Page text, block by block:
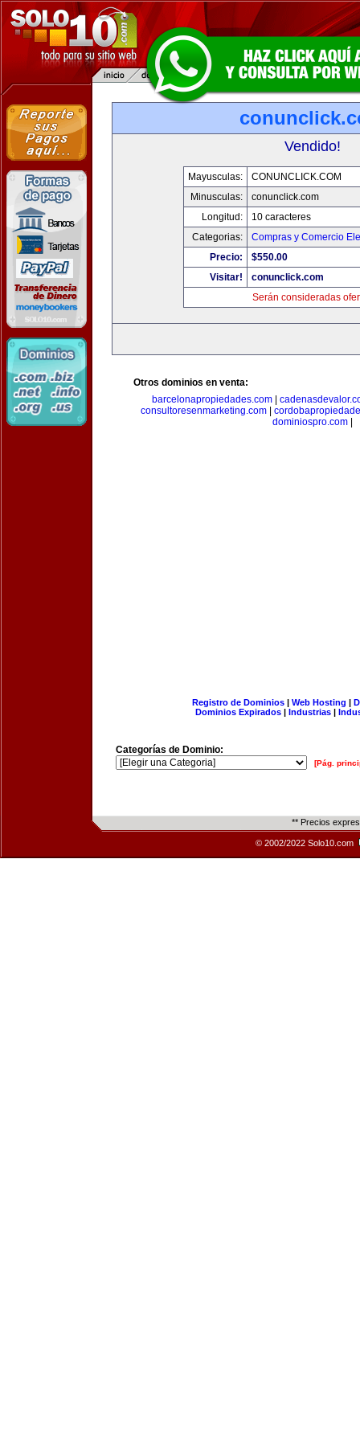
Vendido!
Mayusculas:
CONUNCLICK.COM
Minusculas:
conunclick.com
Longitud:
10 caracteres
Categorias:
Compras y Comercio
Precio:
$550.00
Visitar!
conunclick.com
Serán consideradas
Otros dominios en venta:
barcelonapropiedades.com|
consultoresenmarketing.com
dominiospro.com
Registro de Dominios| Web Hosting |
Dominios Expirados | Industrias |
Categorías de Dominio:
[Pág.
** Precios
© 2002/2022 Solo10.com